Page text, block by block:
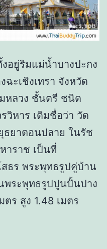
อยู่ริมแม่น้ำบางปะกง
ฉะเชิงเทรา จังหวัด
มหลวง ชั้นตรี ชนิด
วิหาร เดิมชื่อว่า วัด
ธยาตอนปลาย ในรัช
าราช เป็นที่
ธร พระพุทธรูปคู่บ้าน
พระพุทธรูปปูนปั้นปาง
ตร สูง 1.48 เมตร